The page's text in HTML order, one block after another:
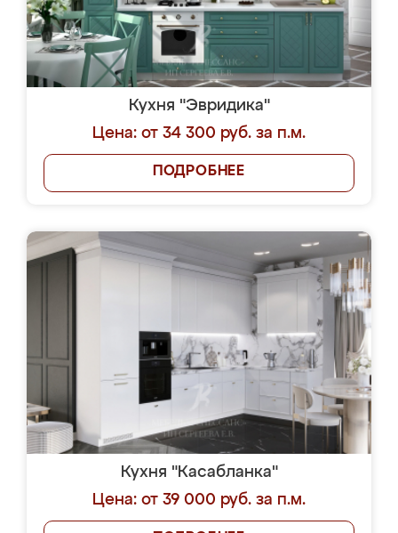
Кухня "Эвридика"
Цена: от 34 300 руб. за п.м.
ПОДРОБНЕЕ
Кухня "Касабланка"
Цена: от 39 000 руб. за п.м.